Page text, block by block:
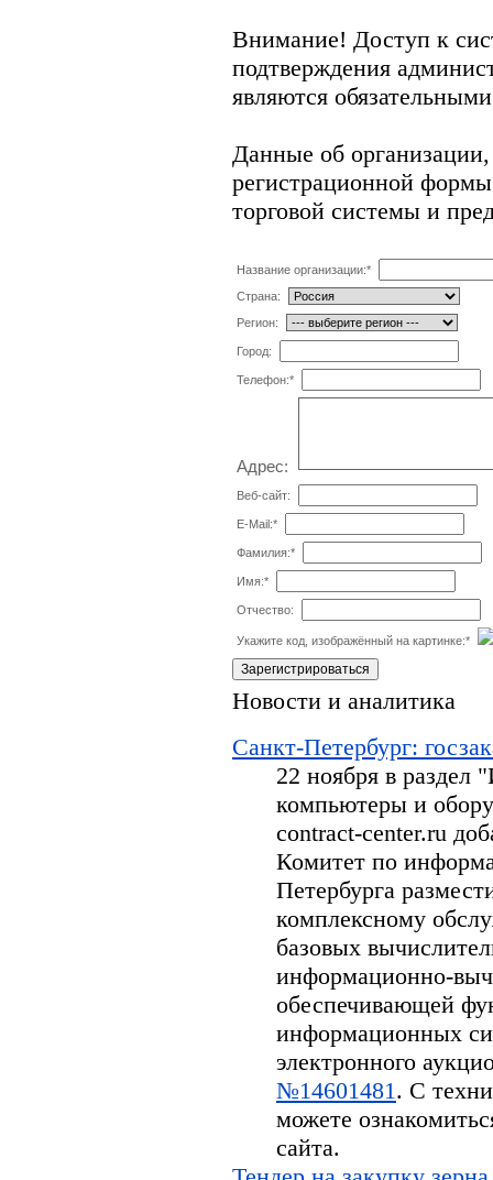
Внимание! Доступ к
подтверждения
являются
Данные об
регистрационной
торговой системы и
Название организации:*
Страна:
Регион:
Город:
Телефон:*
Адрес:
Веб-сайт:
E-Mail:*
Фамилия:*
Имя:*
Отчество:
Укажите код, изображённый на картинке:*
Новости и аналитика
Санкт-Петербург:
22 ноября в раздел
компьютеры и
contract-center.ru
Комитет по
Петербурга
комплексному
базовых
информационно-
обеспечивающей
информационных
электронного
№14601481 . С
можете
сайта.